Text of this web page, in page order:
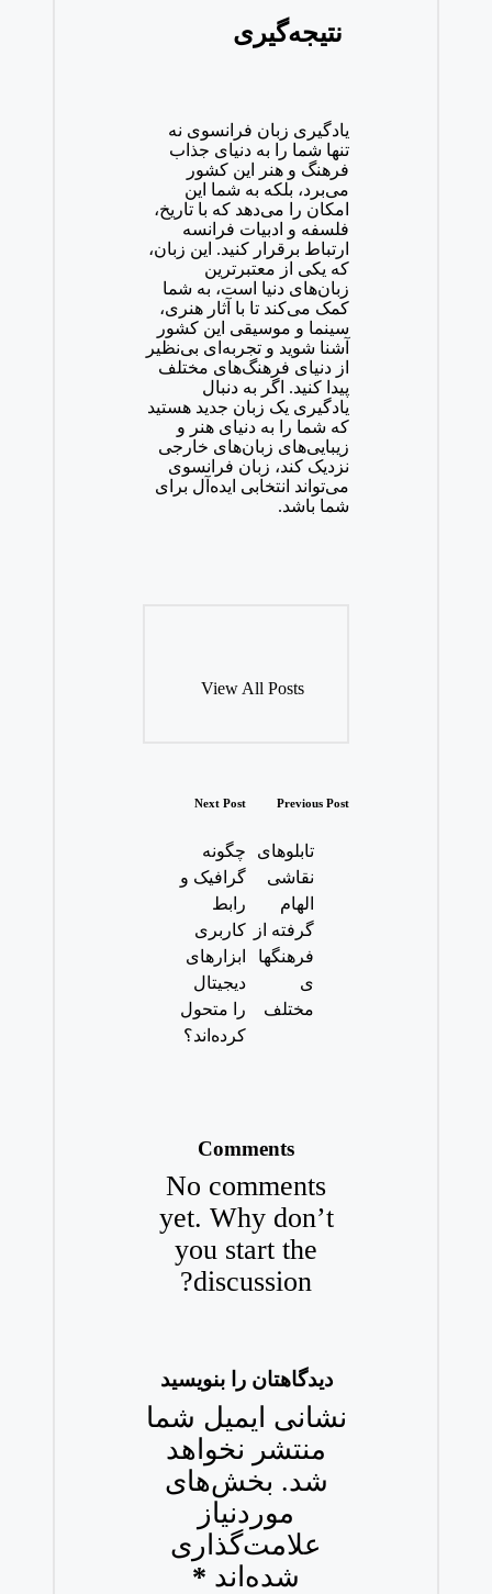
نتیجه‌گیری
یادگیری زبان فرانسوی نه
تنها شما را به دنیای جذاب
فرهنگ و هنر این کشور
می‌برد، بلکه به شما این
امکان را می‌دهد که با تاریخ،
فلسفه و ادبیات فرانسه
ارتباط برقرار کنید. این زبان،
که یکی از معتبرترین
زبان‌های دنیا است، به شما
کمک می‌کند تا با آثار هنری،
سینما و موسیقی این کشور
آشنا شوید و تجربه‌ای بی‌نظیر
از دنیای فرهنگ‌های مختلف
پیدا کنید. اگر به دنبال
یادگیری یک زبان جدید هستید
که شما را به دنیای هنر و
زیبایی‌های زبان‌های خارجی
نزدیک کند، زبان فرانسوی
می‌تواند انتخابی ایده‌آل برای
شما باشد.
View All Posts
Post
navigation
Previous Post
تابلوهای
نقاشی
الهام
گرفته از
فرهنگها
ی
مختلف
Next Post
چگونه
گرافیک و
رابط
کاربری
ابزارهای
دیجیتال
را متحول
کرده‌اند؟
Comments
No comments
yet. Why don’t
you start the
discussion?
دیدگاهتان را بنویسید
نشانی ایمیل شما
منتشر نخواهد
شد. بخش‌های
موردنیاز
علامت‌گذاری
شده‌اند *